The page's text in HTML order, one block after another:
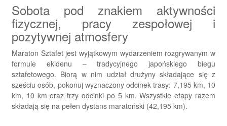
Sobota pod znakiem aktywności
fizycznej, pracy zespołowej i
pozytywnej atmosfery
Maraton Sztafet jest wyjątkowym wydarzeniem rozgrywanym w
formule ekidenu – tradycyjnego japońskiego biegu
sztafetowego. Biorą w nim udział drużyny składające się z
sześciu osób, pokonuj wyznaczony odcinek trasy: 7,195 km, 10
km, 10 km oraz trzy odcinki po 5 km. Wszystkie etapy razem
składają się na pełen dystans maratoński (42,195 km).